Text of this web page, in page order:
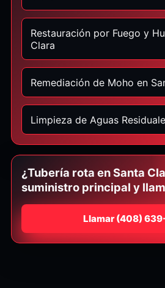
Restauración por Fuego y
Clara
Remediación de Moho en
Limpieza de Aguas
¿Tubería rota en Santa
suministro principal y
Llamar ⁦(408)